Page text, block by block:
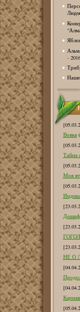
- 2016
Наше
Вовка (
Тайна
Моя
НЕ О